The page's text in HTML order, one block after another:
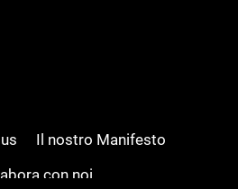
Il nostro Manifesto
con noi